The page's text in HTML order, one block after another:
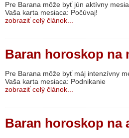
Pre Barana môže byť jún aktívny
Vaša karta mesiaca: Počúvaj!
zobraziť celý článok...
Baran horoskop na
Pre Barana môže byť máj intenzívny
Vaša karta mesiaca: Podnikanie
zobraziť celý článok...
Baran horoskop na